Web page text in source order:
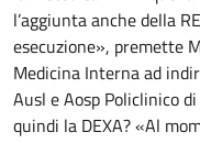
l’aggiunta anche della
esecuzione», premette
Medicina Interna ad
Ausl e Aosp Policlinico
quindi la DEXA? «Al